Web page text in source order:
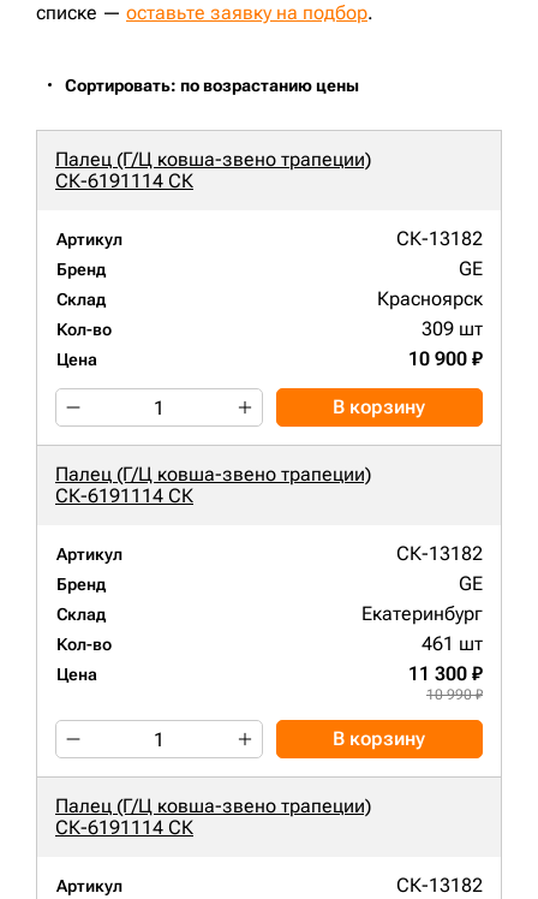
списке — оставьте заявку на подбор.
Сортировать: по возрастанию цены
Палец (Г/Ц ковша-звено трапеции)
СК-6191114 СК
Артикул СК-13182
Бренд GE
Склад Красноярск
Кол-во 309 шт
Цена 10 900 ₽
В корзину
Палец (Г/Ц ковша-звено трапеции)
СК-6191114 СК
Артикул СК-13182
Бренд GE
Склад Екатеринбург
Кол-во 461 шт
Цена 11 300 ₽
10 990 ₽
В корзину
Палец (Г/Ц ковша-звено трапеции)
СК-6191114 СК
Артикул СК-13182